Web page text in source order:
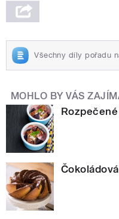
Všechny díly pořadu
MOHLO BY VÁS